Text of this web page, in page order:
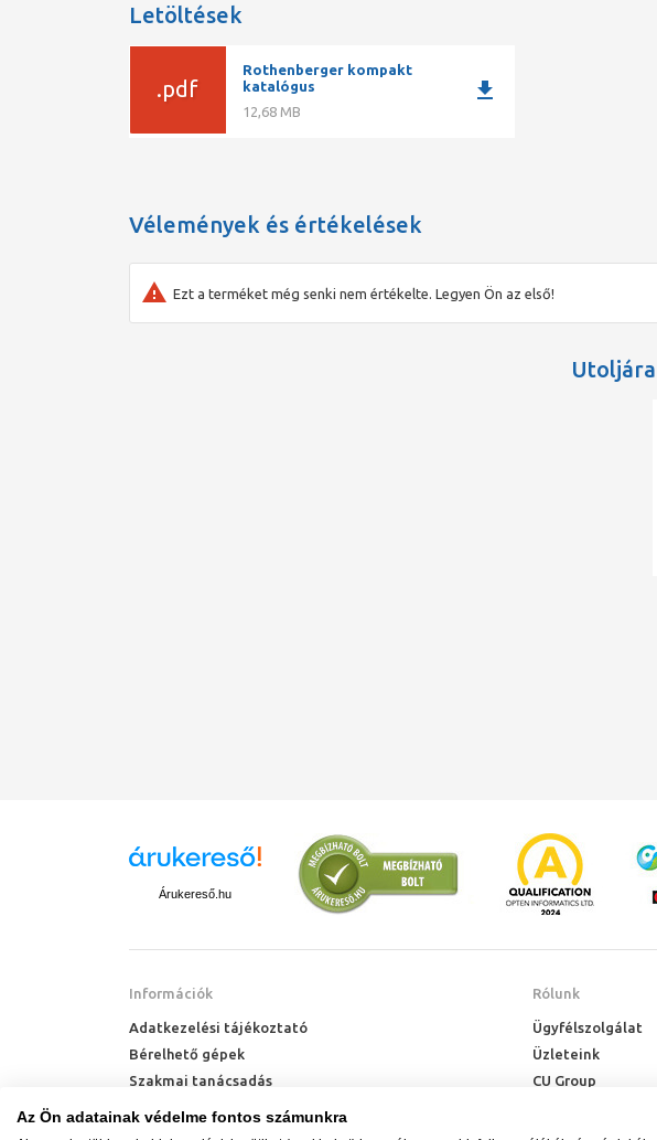
Letöltések
.pdf
Rothenberger kompakt
katalógus
12,68 MB
download
Vélemények és értékelések
Ezt a terméket még senki nem értékelte. Legyen Ön az első!
Árukereső.hu
Információk
Adatkezelési tájékoztató
Bérelhető gépek
Szakmai tanácsadás
Technik Cool Pro hőszivattyú tájékoztató
Rólunk
Ügyfélszolgálat
Üzleteink
CU Group
Az Ön adatainak védelme fontos számunkra